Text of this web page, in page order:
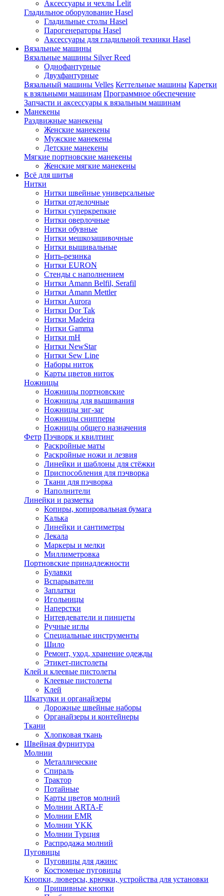
Аксессуары и чехлы Lelit
Гладильное оборулование Hasel
Гладильные столы Hasel
Парогенераторы Hasel
Аксессуары для гладильной техники Hasel
Вязальные машины
Вязальные машины Silver Reed
Однофантурные
Двухфантурные
Вязальный машины Velles Кеттельные машины Каретки
к взяльными машинам Программное обеспечение
Запчасти и аксессуары к вязальным машинам
Манекены
Раздвижные манекены
Женские манекены
Мужские манекены
Детские манекены
Мягкие портновские манекены
Женские мягкие манекены
Всё для шитья
Нитки
Нитки швейные универсальные
Нитки отделочные
Нитки суперкрепкие
Нитки оверлочные
Нитки обувные
Нитки мешкозашивочные
Нитки вышивальные
Нить-резинка
Нитки EURON
Стенды с наполнением
Нитки Amann Belfil, Serafil
Нитки Amann Mettler
Нитки Aurora
Нитки Dor Tak
Нитки Madeira
Нитки Gamma
Нитки mH
Нитки NewStar
Нитки Sew Line
Наборы ниток
Карты цветов ниток
Ножницы
Ножницы портновские
Ножницы для вышивания
Ножницы зиг-заг
Ножницы снипперы
Ножницы общего назначения
Фетр Пэчворк и квилтинг
Раскройные маты
Раскройные ножи и лезвия
Линейки и шаблоны для стёжки
Приспособления для пэчворка
Ткани для пэчворка
Наполнители
Линейки и разметка
Копиры, копировальная бумага
Калька
Линейки и сантиметры
Лекала
Маркеры и мелки
Миллиметровка
Портновские принадлежности
Булавки
Вспарыватели
Заплатки
Игольницы
Наперстки
Нитевдеватели и пинцеты
Ручные иглы
Специальные инструменты
Шило
Ремонт, уход, хранение одежды
Этикет-пистолеты
Клей и клеевые пистолеты
Клеевые пистолеты
Клей
Шкатулки и органайзеры
Дорожные швейные наборы
Органайзеры и контейнеры
Ткани
Хлопковая ткань
Швейная фурнитура
Молнии
Металлические
Спираль
Трактор
Потайные
Карты цветов молний
Молнии ARTA-F
Молнии EMR
Молнии YKK
Молнии Турция
Распродажа молний
Пуговицы
Пуговицы для джинс
Костюмные пуговицы
Кнопки, люверсы, крючки, устройства для установки
Пришивные кнопки